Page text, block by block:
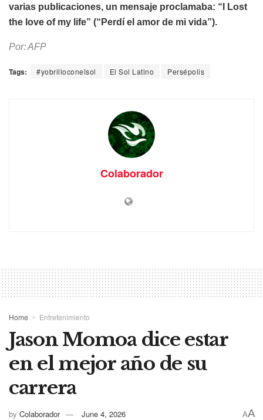
varias publicaciones, un mensaje proclamaba: “I Lost
the love of my life” (“Perdí el amor de mi vida”).
Por: AFP
Tags: #yobrilloconelsol El Sol Latino Persépolis
Colaborador
Home Entretenimiento
Jason Momoa dice estar
en el mejor año de su
carrera
by Colaborador June 4, 2026 AA